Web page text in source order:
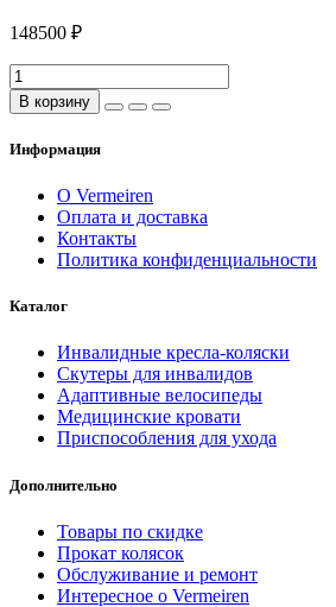
148500 ₽
В корзину
Информация
О Vermeiren
Оплата и доставка
Контакты
Политика конфиденциальности
Каталог
Инвалидные кресла-коляски
Скутеры для инвалидов
Адаптивные велосипеды
Медицинские кровати
Приспособления для ухода
Дополнительно
Товары по скидке
Прокат колясок
Обслуживание и ремонт
Интересное о Vermeiren